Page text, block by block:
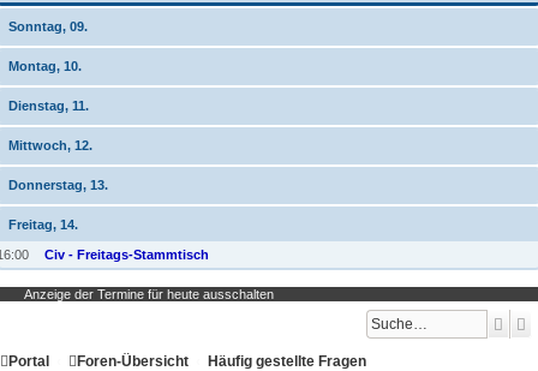
Sonntag, 09.
Montag, 10.
Dienstag, 11.
Mittwoch, 12.
Donnerstag, 13.
Freitag, 14.
Civ - Freitags-Stammtisch
Anzeige der Termine für heute ausschalten
Portal Foren-Übersicht Häufig gestellte Fragen